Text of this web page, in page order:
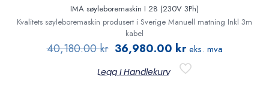
PÅ TILBUDIMA søyleboremaskin I 28 (230V 3Ph)
Kvalitets søyleboremaskin produsert i Sverige Manuell matning Inkl 3m
kabel
40,180.00kr 36,980.00 kr eks. mva
Legg I Handlekurv